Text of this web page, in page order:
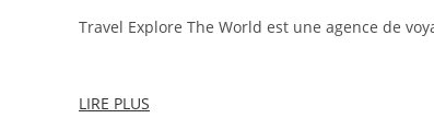
Travel Explore The World est une agence de
LIRE PLUS